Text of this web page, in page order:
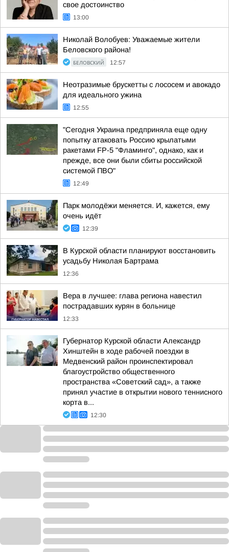
свое достоинство
13:00
Николай Волобуев: Уважаемые жители
Беловского района!
БЕЛОВСКИЙ 12:57
Неотразимые брускетты с лососем и авокадо
для идеального ужина
12:55
"Сегодня Украина предприняла еще одну
попытку атаковать Россию крылатыми
ракетами FP-5 "Фламинго", однако, как и
прежде, все они были сбиты российской
системой ПВО"
12:49
Парк молодёжи меняется. И, кажется, ему
очень идёт
12:39
В Курской области планируют восстановить
усадьбу Николая Бартрама
12:36
Вера в лучшее: глава региона навестил
пострадавших курян в больнице
12:33
Губернатор Курской области Александр
Хинштейн в ходе рабочей поездки в
Медвенский район проинспектировал
благоустройство общественного
пространства «Советский сад», а также
принял участие в открытии нового теннисного
корта в...
12:30